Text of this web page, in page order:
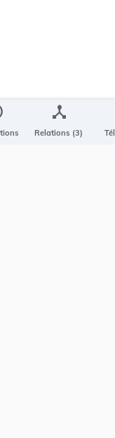
device_hub
Relations (3)